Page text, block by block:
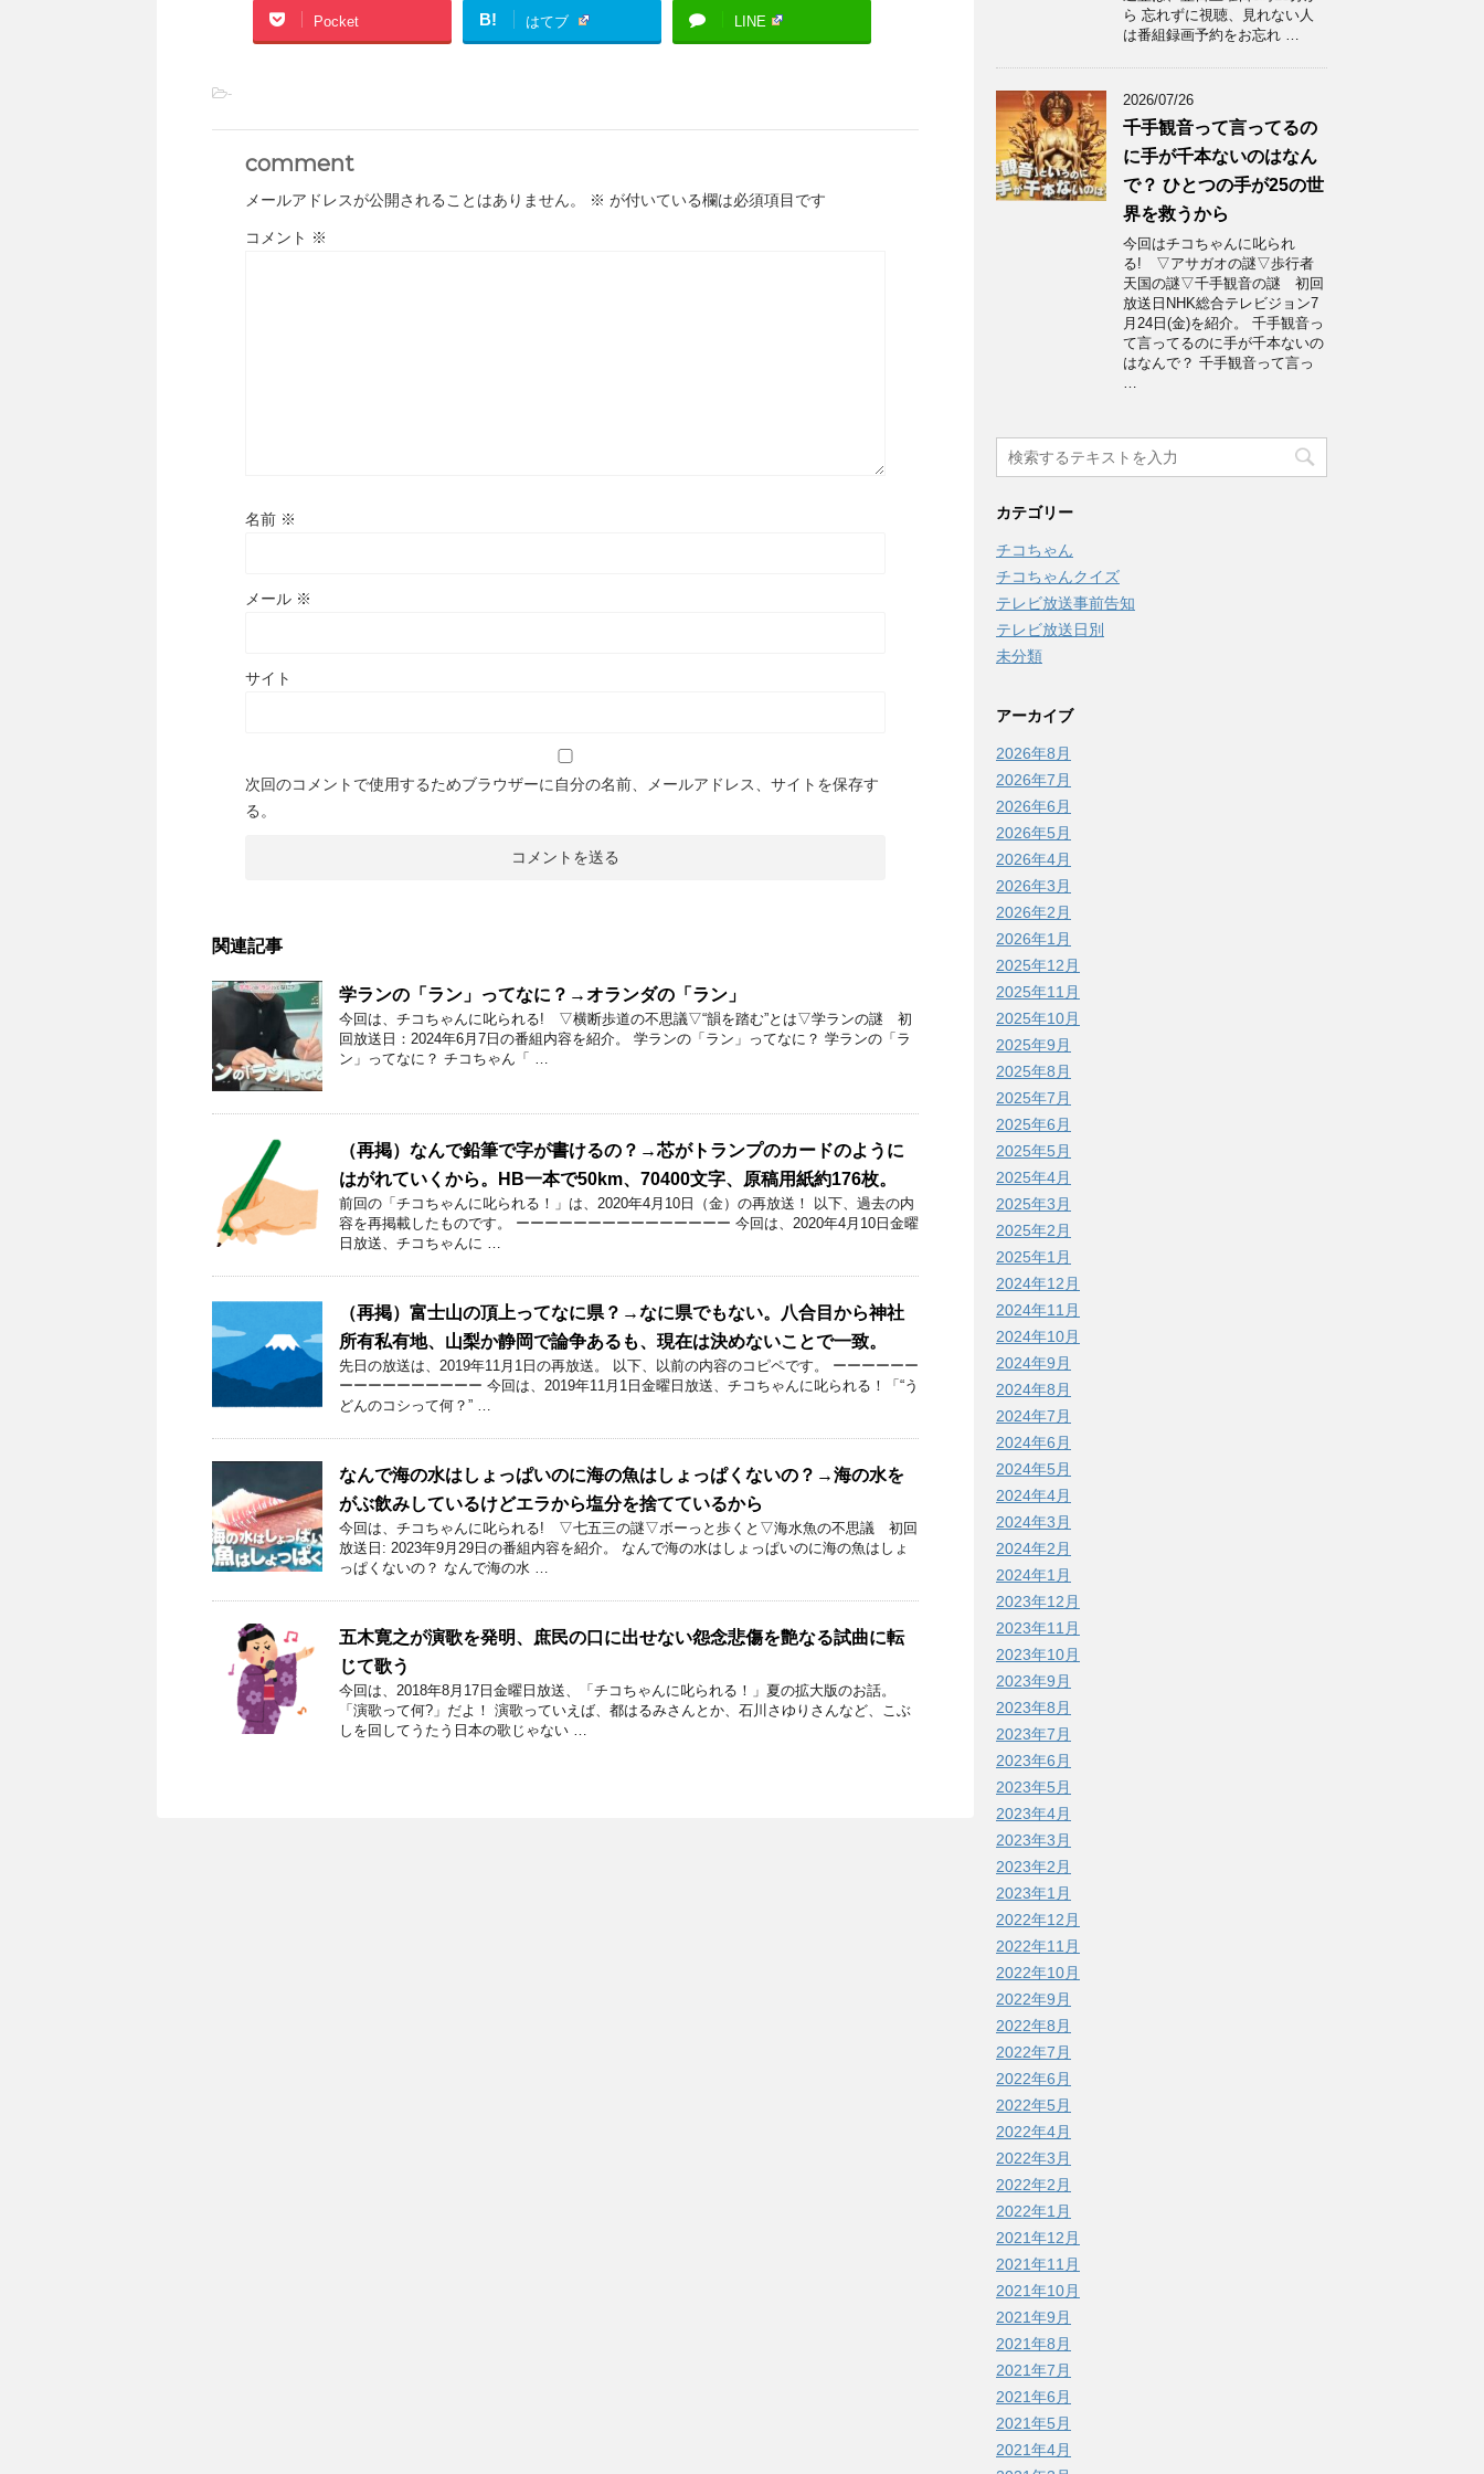
Pocket B! はてブ LINE
-
comment
メールアドレスが公開されることはありません。 ※ が付いている欄は必須項目です
コメント ※
名前 ※
メール ※
サイト
次回のコメントで使用するためブラウザーに自分の名前、メールアドレス、サイトを保存す
る。
関連記事
学ランの「ラン」ってなに？→オランダの「ラン」
今回は、チコちゃんに叱られる! ▽横断歩道の不思議▽“韻を踏む”とは▽学ランの謎 初
回放送日：2024年6月7日の番組内容を紹介。 学ランの「ラン」ってなに？ 学ランの「ラ
ン」ってなに？ チコちゃん「 …
（再掲）なんで鉛筆で字が書けるの？→芯がトランプのカードのように
はがれていくから。HB一本で50km、70400文字、原稿用紙約176枚。
前回の「チコちゃんに叱られる！」​は、2020年4月10日（金）の再放送！ 以下、過去の内
容を再掲載したものです。 ーーーーーーーーーーーーーーー 今回は、2020年4月10日金曜
日放送、チコちゃんに …
（再掲）富士山の頂上ってなに県？→なに県でもない。八合目から神社
所有私有地、山梨か静岡で論争あるも、現在は決めないことで一致。
先日の放送は、2019年11月1日の再放送。 以下、以前の内容のコピペです。 ーーーーーー
ーーーーーーーーーー 今回は、2019年11月1日金曜日放送、チコちゃんに叱られる！「“う
どんのコシって何？” …
なんで海の水はしょっぱいのに海の魚はしょっぱくないの？→海の水を
がぶ飲みしているけどエラから塩分を捨てているから
今回は、チコちゃんに叱られる! ▽七五三の謎▽ボーっと歩くと▽海水魚の不思議 初回
放送日: 2023年9月29日の番組内容を紹介。 なんで海の水はしょっぱいのに海の魚はしょ
っぱくないの？ なんで海の水 …
五木寛之が演歌を発明、庶民の口に出せない怨念悲傷を艶なる試曲に転
じて歌う
今回は、2018年8月17日金曜日放送、「チコちゃんに叱られる！」夏の拡大版のお話。
「演歌って何?」だよ！ 演歌っていえば、都はるみさんとか、石川さゆりさんなど、こぶ
しを回してうたう日本の歌じゃない …
ら 忘れずに視聴、見れない人
は番組録画予約をお忘れ …
2026/07/26
千手観音って言ってるの
に手が千本ないのはなん
で？ ひとつの手が25の世
界を救うから
今回はチコちゃんに叱られ
る! ▽アサガオの謎▽歩行者
天国の謎▽千手観音の謎 初回
放送日NHK総合テレビジョン7
月24日(金)を紹介。 千手観音っ
て言ってるのに手が千本ないの
はなんで？ 千手観音って言っ
…
カテゴリー
チコちゃん
チコちゃんクイズ
テレビ放送事前告知
テレビ放送日別
未分類
アーカイブ
2026年8月
2026年7月
2026年6月
2026年5月
2026年4月
2026年3月
2026年2月
2026年1月
2025年12月
2025年11月
2025年10月
2025年9月
2025年8月
2025年7月
2025年6月
2025年5月
2025年4月
2025年3月
2025年2月
2025年1月
2024年12月
2024年11月
2024年10月
2024年9月
2024年8月
2024年7月
2024年6月
2024年5月
2024年4月
2024年3月
2024年2月
2024年1月
2023年12月
2023年11月
2023年10月
2023年9月
2023年8月
2023年7月
2023年6月
2023年5月
2023年4月
2023年3月
2023年2月
2023年1月
2022年12月
2022年11月
2022年10月
2022年9月
2022年8月
2022年7月
2022年6月
2022年5月
2022年4月
2022年3月
2022年2月
2022年1月
2021年12月
2021年11月
2021年10月
2021年9月
2021年8月
2021年7月
2021年6月
2021年5月
2021年4月